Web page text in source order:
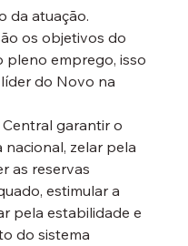
da atuação.
os objetivos do
pleno emprego, isso
do Novo na
garantir o
zelar pela
as reservas
estimular a
pela estabilidade e
do sistema